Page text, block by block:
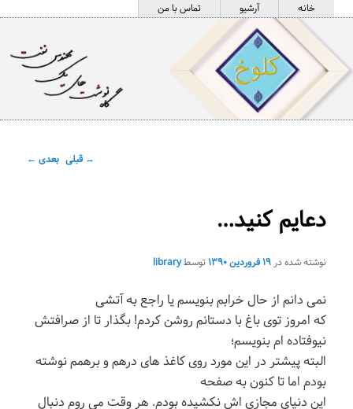
کلوخ
فهرست
اصلی
پرش
به
محتوای
اصلی
خانه آرشیو تماس با من
ناوبری
→ قبلی بعدی ←
دعایم کنید…
نوشته شده در۱۹ فروردین ۱۳۹۰ توسطlibrary
نمی دانم از حال خرابم بنویسم یا راجع به آتشی
که امروز توی باغ با دستانم روشن کردم! بگذار تا از صرافتش
نیوفتاده ام بنویسم؛
البته پیشتر در این مورد روی کاغذ های درهم و برهمم نوشته
بودم اما تا کنون به صفحه
این دنیای مجازی اش نکشیده بودم. هر وقت می روم دنبال